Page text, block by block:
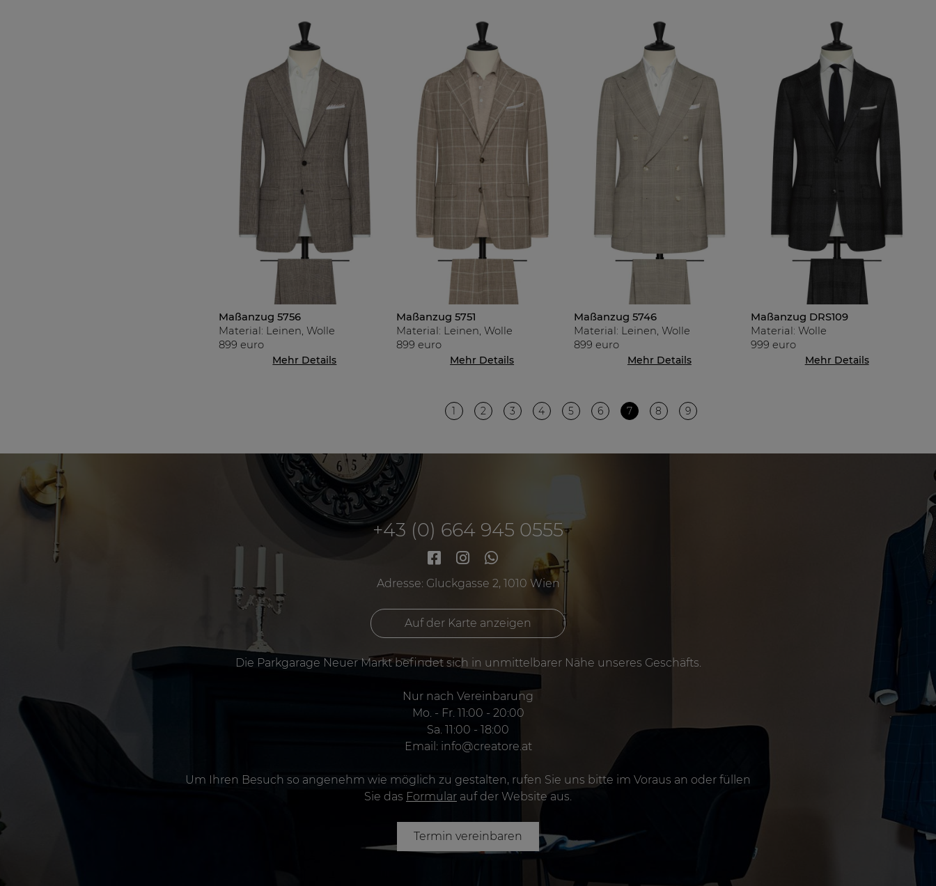
Maßanzug 5756
Material: Leinen, Wolle
899 euro
Mehr Details
Maßanzug 5751
Material: Leinen, Wolle
899 euro
Mehr Details
Maßanzug 5746
Material: Leinen, Wolle
899 euro
Mehr Details
Maßanzug DRS109
Material: Wolle
999 euro
Mehr Details
1 2 3 4 5 6 7 8 9
+43 (0) 664 945 0555
Adresse: Gluckgasse 2, 1010 Wien
Auf der Karte anzeigen
Die Parkgarage Neuer Markt befindet sich in unmittelbarer Nähe unseres Geschäfts.
Nur nach Vereinbarung
Mo. - Fr. 11:00 - 20:00
Sa. 11:00 - 18:00
Email: info@creatore.at
Um Ihren Besuch so angenehm wie möglich zu gestalten, rufen Sie uns bitte im Voraus an oder füllen
Sie das Formular auf der Website aus.
Termin vereinbaren